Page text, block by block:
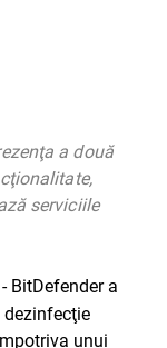
a două
serviciile
- BitDefender a
unui